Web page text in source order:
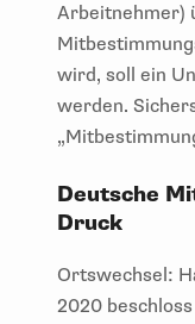
Arbeitnehmer)
wird, soll ein
werden.
Deutsche
Druck
Ortswechsel:
2020